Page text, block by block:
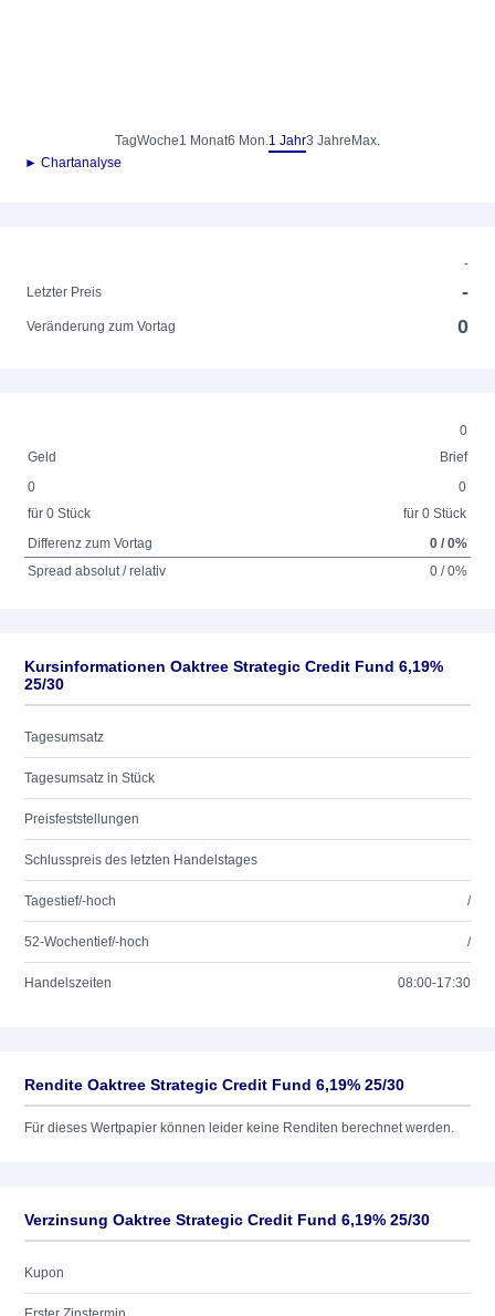
TagWoche1 Monat6 Mon.1 Jahr3 Jahre Max.
► Chartanalyse
-
Letzter Preis
-
Veränderung zum Vortag 0
0
Geld
Brief
0
für 0 Stück
0
für 0 Stück
Differenz zum Vortag
0 / 0%
Spread absolut / relativ
0 / 0%
Kursinformationen Oaktree Strategic Credit Fund 6,19%
25/30
Tagesumsatz
Tagesumsatz in Stück
Preisfeststellungen
Schlusspreis des letzten Handelstages
Tagestief/-hoch /
52-Wochentief/-hoch /
Handelszeiten 08:00-17:30
Rendite Oaktree Strategic Credit Fund 6,19% 25/30
Für dieses Wertpapier können leider keine Renditen berechnet werden.
Verzinsung Oaktree Strategic Credit Fund 6,19% 25/30
Kupon